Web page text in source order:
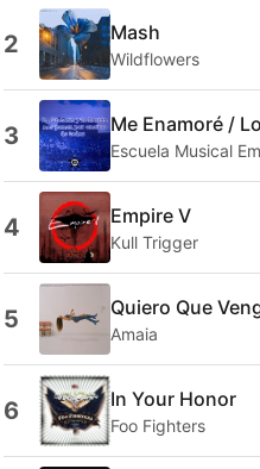
2 Mash
Wildflowers
3 Me Enamoré /
Escuela Musical
4 Empire V
Kull Trigger
5 Quiero Que
Amaia
6 In Your Honor
Foo Fighters